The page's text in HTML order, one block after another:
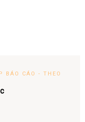
BÁO CÁO - THEO